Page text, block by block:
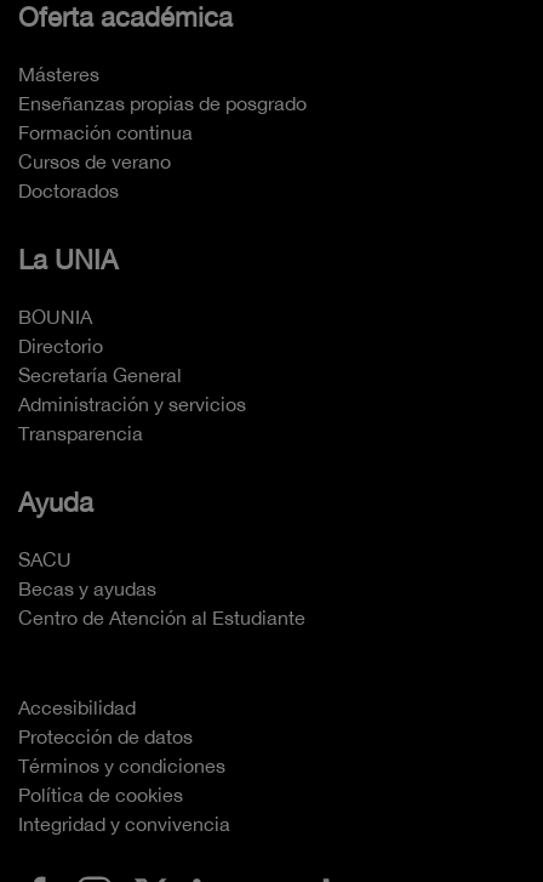
Oferta académica
Másteres
Enseñanzas propias de posgrado
Formación continua
Cursos de verano
Doctorados
La UNIA
BOUNIA
Directorio
Secretaría General
Administración y servicios
Transparencia
Ayuda
SACU
Becas y ayudas
Centro de Atención al Estudiante
Accesibilidad
Protección de datos
Términos y condiciones
Política de cookies
Integridad y convivencia